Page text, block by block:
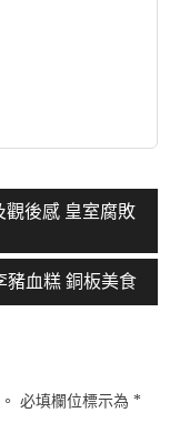
觀後感 皇室腐敗
豬血糕 銅板美食
必填欄位標示為 *